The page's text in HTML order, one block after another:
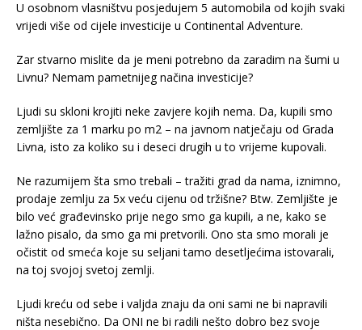
U osobnom vlasništvu posjedujem 5 automobila od kojih svaki
vrijedi više od cijele investicije u Continental Adventure.
Zar stvarno mislite da je meni potrebno da zaradim na šumi u
Livnu? Nemam pametnijeg načina investicije?
Ljudi su skloni krojiti neke zavjere kojih nema. Da, kupili smo
zemljište za 1 marku po m2 – na javnom natječaju od Grada
Livna, isto za koliko su i deseci drugih u to vrijeme kupovali.
Ne razumijem šta smo trebali – tražiti grad da nama, iznimno,
prodaje zemlju za 5x veću cijenu od tržišne? Btw. Zemljište je
bilo već građevinsko prije nego smo ga kupili, a ne, kako se
lažno pisalo, da smo ga mi pretvorili. Ono sta smo morali je
očistit od smeća koje su seljani tamo desetljećima istovarali,
na toj svojoj svetoj zemlji.
Ljudi kreću od sebe i valjda znaju da oni sami ne bi napravili
ništa nesebično. Da ONI ne bi radili nešto dobro bez svoje